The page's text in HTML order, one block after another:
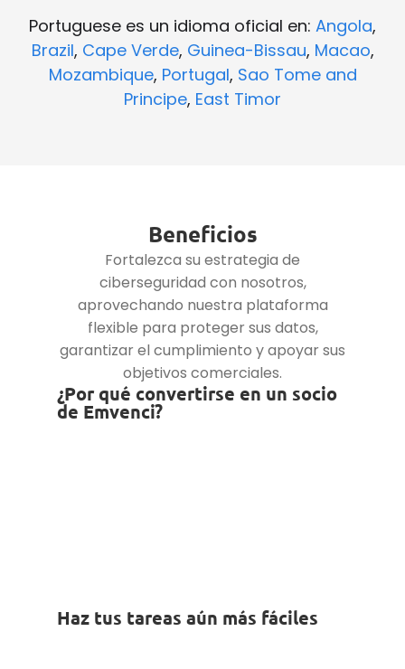
Portuguese es un idioma oficial en: Angola,
Brazil, Cape Verde, Guinea-Bissau, Macao,
Mozambique, Portugal, Sao Tome and
Principe, East Timor
Beneficios
Fortalezca su estrategia de
ciberseguridad con nosotros,
aprovechando nuestra plataforma
flexible para proteger sus datos,
garantizar el cumplimiento y apoyar sus
objetivos comerciales.
¿Por qué convertirse en un socio
de Emvenci?
Haz tus tareas aún más fáciles